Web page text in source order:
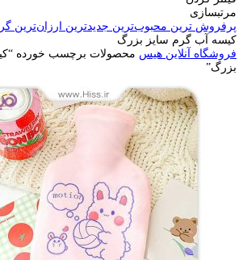
مرتبسازی
پرفروش ترین محبوب‌ترین جدیدترین ارزان‌ترین
کیسه آب گرم سایز بزرگ
فروشگاه آنلاین هیس محصولات برچسب خورده
بزرگ”